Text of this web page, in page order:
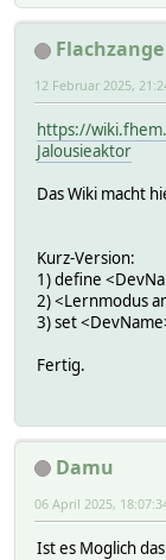
Flachzange
12 Februar 2025,
https://
Jalousieaktor
Das Wiki macht
Kurz-Version:
1) define
2) <Lernmodus
3) set
Fertig.
Damu
06 April 2025,
Ist es Moglich